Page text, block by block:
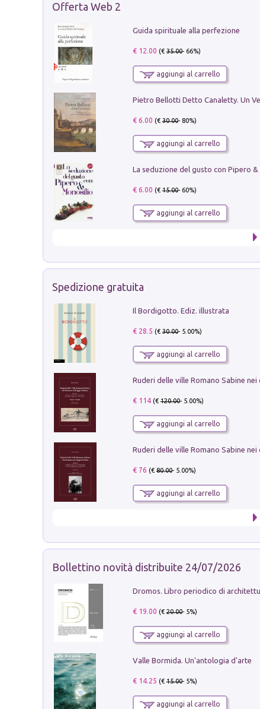
Offerta Web 2
Guida spirituale alla perfezione
€ 12.00 (€35.00- 66%)
aggiungi al carrello
€ 6.00 (€30.00- 80%)
aggiungi al carrello
€ 6.00 (€15.00- 60%)
aggiungi al carrello
Spedizione gratuita
Il Bordigotto. Ediz. illustrata
€ 28.5 (€30.00- 5.00%)
aggiungi al carrello
€ 114(€120.00- 5.00%)
aggiungi al carrello
€ 76 (€80.00- 5.00%)
aggiungi al carrello
Bollettino novità distribuite 24/07/2026
€ 19.00 (€20.00- 5%)
aggiungi al carrello
Valle Bormida. Un'antologia d'arte
€ 14.25 (€15.00- 5%)
aggiungi al carrello